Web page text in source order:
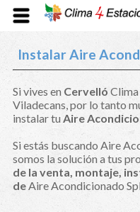
Instalar Aire
Si vives en Cervelló Clima
Viladecans, por lo tanto
instalar tuAire
Si estás buscando Aire
somos la solución a tus
de la venta, montaje,
deAire Acondicionado